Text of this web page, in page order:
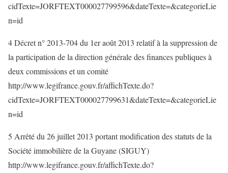
cidTexte=JORFTEXT000027799596&dateTexte=&categorieLie
n=id
4 Décret n° 2013-704 du 1er août 2013 relatif à la suppression de
la participation de la direction générale des finances publiques à
deux commissions et un comité
http://www.legifrance.gouv.fr/affichTexte.do?
cidTexte=JORFTEXT000027799631&dateTexte=&categorieLie
n=id
5 Arrêté du 26 juillet 2013 portant modification des statuts de la
Société immobilière de la Guyane (SIGUY)
http://www.legifrance.gouv.fr/affichTexte.do?